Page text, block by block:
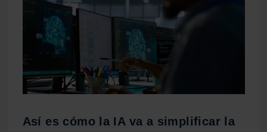
Así es cómo la IA va a simplificar la